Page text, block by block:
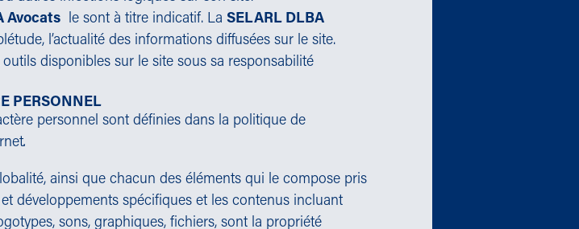
Avocats le sont à titre indicatif. La SELARL DLBA
l’actualité des informations diffusées sur le site.
disponibles sur le site sous sa responsabilité
PERSONNEL
personnel sont définies dans la politique de
.
ainsi que chacun des éléments qui le compose pris
développements spécifiques et les contenus incluant
sons, graphiques, fichiers, sont la propriété